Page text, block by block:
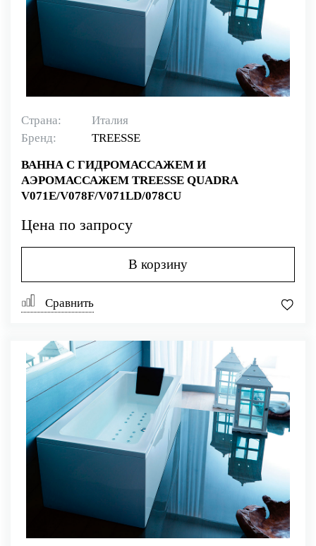
Страна:
Италия
Бренд:
TREESSE
ВАННА С ГИДРОМАССАЖЕМ И
АЭРОМАССАЖЕМ TREESSE QUADRA
V071E/V078F/V071LD/078CU
Цена по запросу
В корзину
Сравнить